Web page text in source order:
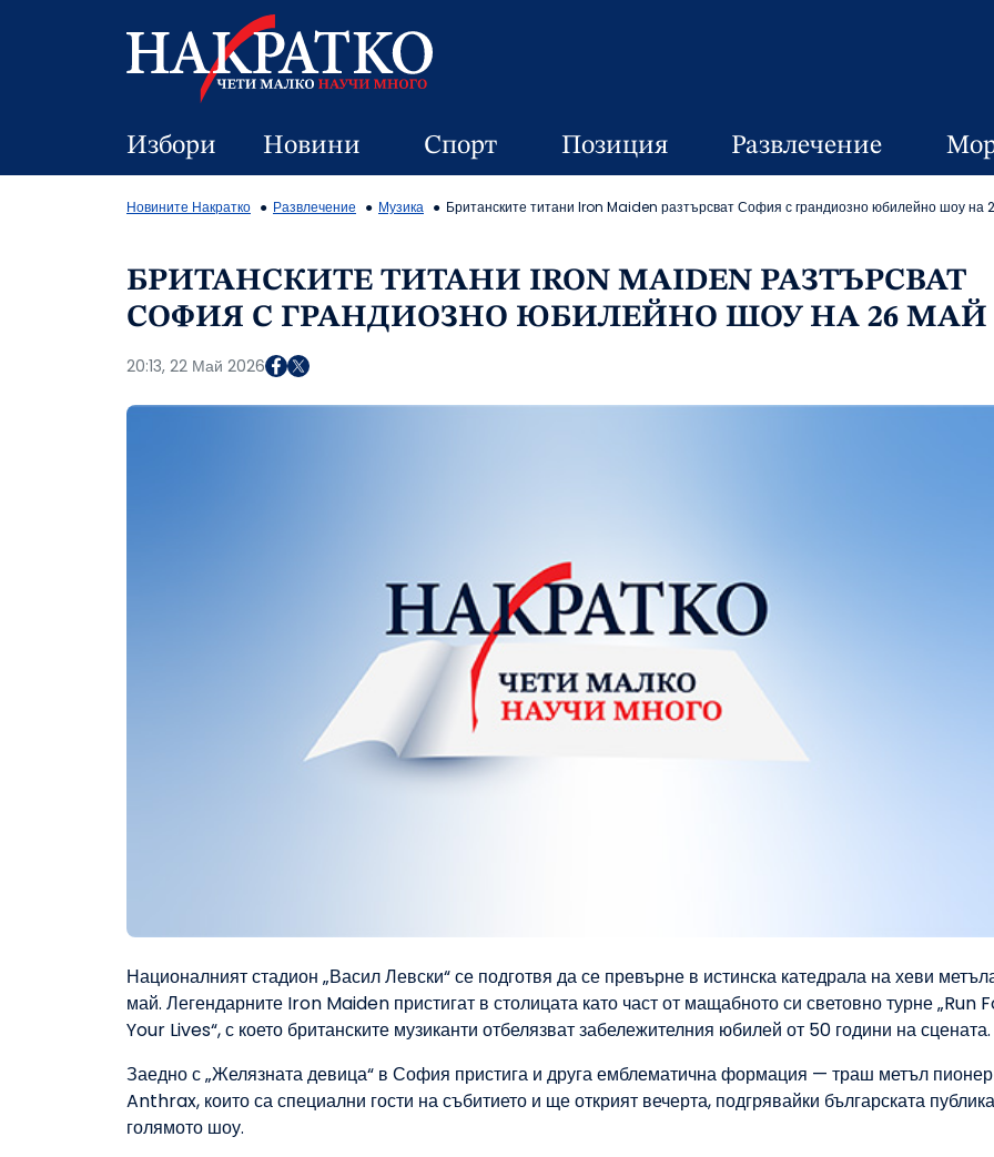
Избори Новини Спорт Позиция Развлечение
Новините Накратко Развлечение Музика Британските титани Iron Maiden разтърсват София с грандиозно юбилейно шоу на
БРИТАНСКИТЕ ТИТАНИ IRON MAIDEN РАЗТЪРСВАТ
СОФИЯ С ГРАНДИОЗНО ЮБИЛЕЙНО ШОУ НА 26 МАЙ
20:13, 22 Май 2026
Националният стадион „Васил Левски“ се подготвя да се превърне в истинска катедрала на хеви
май. Легендарните Iron Maiden пристигат в столицата като част от мащабното си световно турне „Run
Your Lives“, с което британските музиканти отбелязват забележителния юбилей от 50 години на сцената.
Заедно с „Желязната девица“ в София пристига и друга емблематична формация — траш метъл
Anthrax, които са специални гости на събитието и ще открият вечерта, подгрявайки българската
голямото шоу.